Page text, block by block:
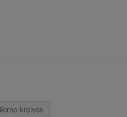
kreivės